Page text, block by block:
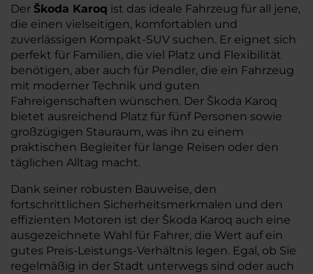
Der Škoda Karoq ist das ideale Fahrzeug für all jene,
die einen vielseitigen, komfortablen und
zuverlässigen Kompakt-SUV suchen. Er eignet sich
perfekt für Familien, die viel Platz und Flexibilität
benötigen, aber auch für Pendler, die ein Fahrzeug
mit moderner Technik und guten
Fahreigenschaften wünschen. Der Škoda Karoq
bietet ausreichend Platz für fünf Personen sowie
großzügigen Stauraum, was ihn zu einem
praktischen Begleiter für lange Reisen oder den
täglichen Alltag macht.
Dank seiner robusten Bauweise, den
fortschrittlichen Sicherheitsmerkmalen und den
effizienten Motoren ist der Škoda Karoq auch eine
ausgezeichnete Wahl für Fahrer, die Wert auf ein
gutes Preis-Leistungs-Verhältnis legen. Egal, ob Sie
regelmäßig in der Stadt unterwegs sind oder auch